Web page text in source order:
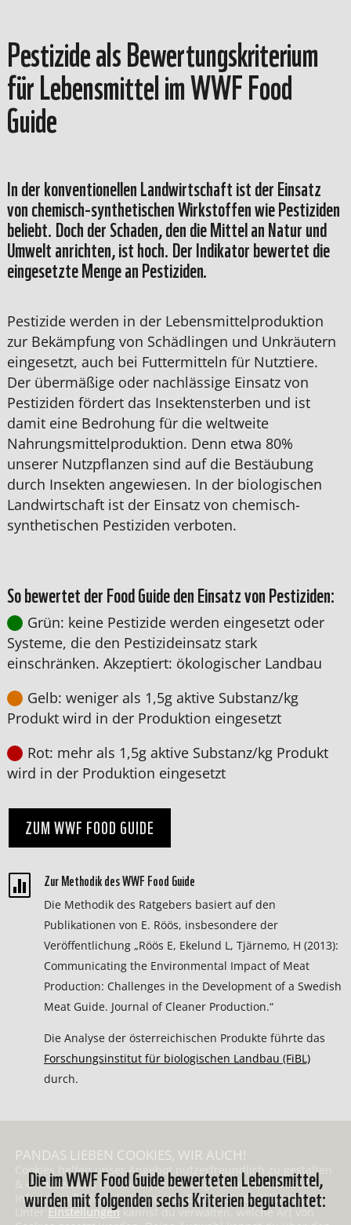
Pestizide als Bewertungskriterium
für Lebensmittel im WWF Food
Guide
In der konventionellen Landwirtschaft ist der Einsatz
von chemisch-synthetischen Wirkstoffen wie Pestiziden
beliebt. Doch der Schaden, den die Mittel an Natur und
Umwelt anrichten, ist hoch. Der Indikator bewertet die
eingesetzte Menge an Pestiziden.
Pestizide werden in der Lebensmittelproduktion
zur Bekämpfung von Schädlingen und Unkräutern
eingesetzt, auch bei Futtermitteln für Nutztiere.
Der übermäßige oder nachlässige Einsatz von
Pestiziden fördert das Insektensterben und ist
damit eine Bedrohung für die weltweite
Nahrungsmittelproduktion. Denn etwa 80%
unserer Nutzpflanzen sind auf die Bestäubung
durch Insekten angewiesen. In der biologischen
Landwirtschaft ist der Einsatz von chemisch-
synthetischen Pestiziden verboten.
So bewertet der Food Guide den Einsatz von Pestiziden:
Grün: keine Pestizide werden eingesetzt oder
Systeme, die den Pestizideinsatz stark
einschränken. Akzeptiert: ökologischer Landbau
Gelb: weniger als 1,5g aktive Substanz/kg
Produkt wird in der Produktion eingesetzt
Rot: mehr als 1,5g aktive Substanz/kg Produkt
wird in der Produktion eingesetzt
ZUM WWF FOOD GUIDE
 Zur Methodik des WWF Food Guide
Die Methodik des Ratgebers basiert auf den
Publikationen von E. Röös, insbesondere der
Veröffentlichung „Röös E, Ekelund L, Tjärnemo, H (2013):
Communicating the Environmental Impact of Meat
Production: Challenges in the Development of a Swedish
Meat Guide. Journal of Cleaner Production.“
Die Analyse der österreichischen Produkte führte das
Forschungsinstitut für biologischen Landbau (FiBL)
durch.
Die im WWF Food Guide bewerteten Lebensmittel,
wurden mit folgenden sechs Kriterien begutachtet:
PANDAS LIEBEN COOKIES, WIR AUCH!
Cookies helfen unser Angebot nutzerfreundlich zu gestalten
& erlauben uns eine Analyse der Zugriffe auf die Website.
Infos dazu findest du in unserer Datenschutzerklärung.
Unter Einstellungen kannst du verwalten, welche Art von